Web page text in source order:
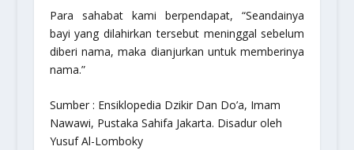
Para sahabat kami berpendapat, “Seandainya
bayi yang dilahirkan tersebut meninggal sebelum
diberi nama, maka dianjurkan untuk memberinya
nama.”
Sumber : Ensiklopedia Dzikir Dan Do’a, Imam
Nawawi, Pustaka Sahifa Jakarta. Disadur oleh
Yusuf Al-Lomboky